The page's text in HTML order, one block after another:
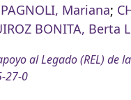
Mariana;
BONITA, Berta
al Legado (REL) de
27-0